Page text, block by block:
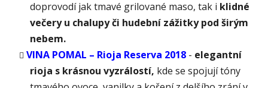
doprovodí jak tmavé grilované maso, tak i klidné
večery u chalupy či hudební zážitky pod širým
nebem.
VINA POMAL – Rioja Reserva 2018 - elegantní
rioja s krásnou vyzrálostí, kde se spojují tóny